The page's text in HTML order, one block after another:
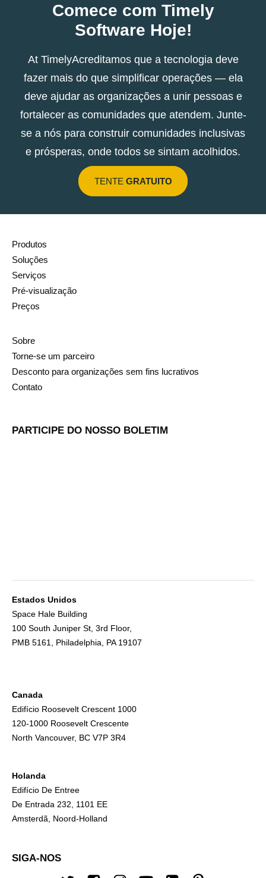
Comece com Timely
Software Hoje!
At TimelyAcreditamos que a tecnologia deve
fazer mais do que simplificar operações — ela
deve ajudar as organizações a unir pessoas e
fortalecer as comunidades que atendem. Junte-
se a nós para construir comunidades inclusivas
e prósperas, onde todos se sintam acolhidos.
TENTE GRATUITO
Produtos
Soluções
Serviços
Pré-visualização
Preços
Sobre
Torne-se um parceiro
Desconto para organizações sem fins lucrativos
Contato
PARTICIPE DO NOSSO BOLETIM
Estados Unidos
Space Hale Building
100 South Juniper St, 3rd Floor,
PMB 5161, Philadelphia, PA 19107
Canada
Edifício Roosevelt Crescent 1000
120-1000 Roosevelt Crescente
North Vancouver, BC V7P 3R4
Holanda
Edifício De Entree
De Entrada 232, 1101 EE
Amsterdã, Noord-Holland
SIGA-NOS